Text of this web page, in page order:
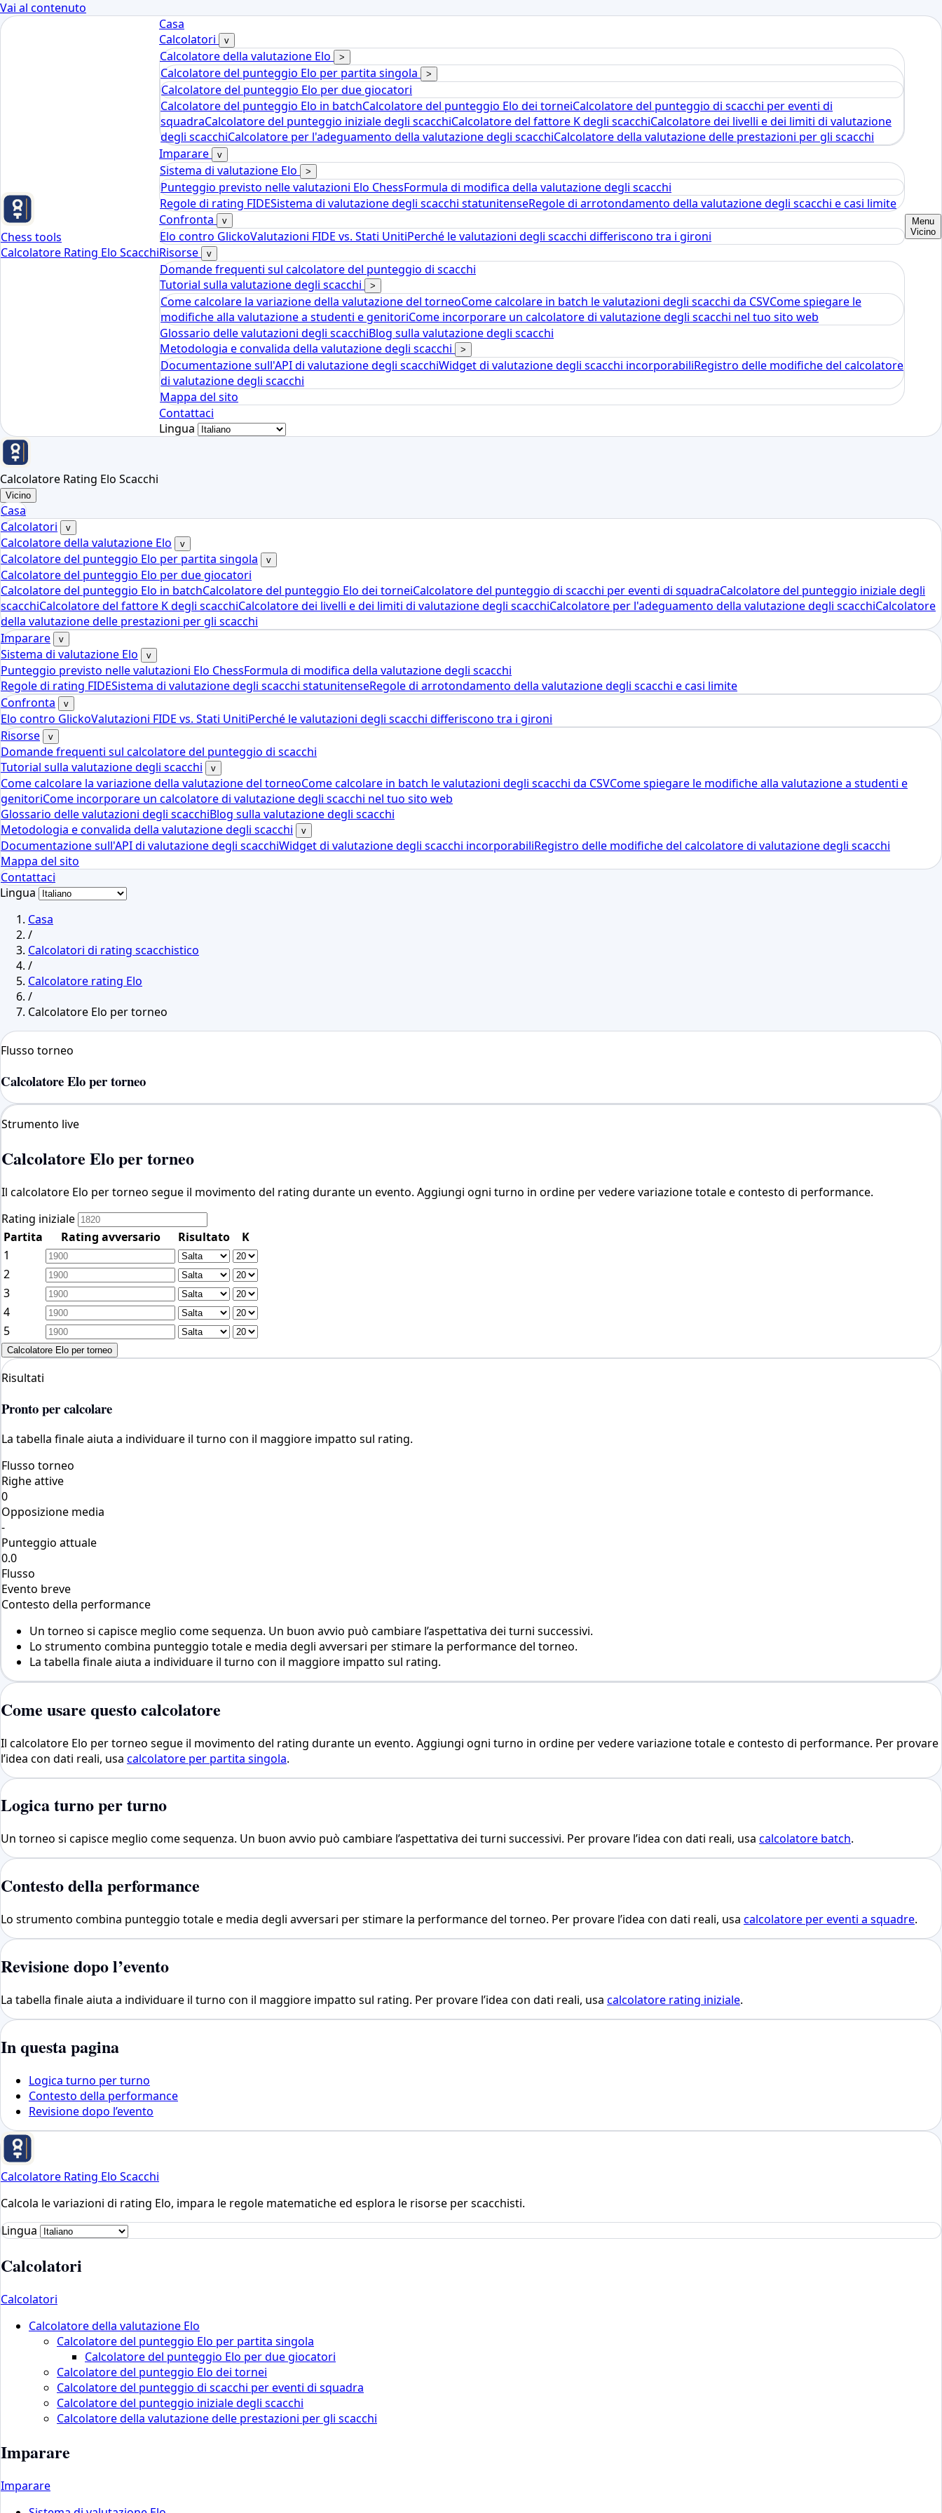
Vai al contenuto
Chess tools
Calcolatore Rating Elo Scacchi
Casa
Calcolatori
v
Calcolatore della valutazione Elo >
Calcolatore del punteggio Elo per partita singola >
Calcolatore del punteggio Elo per due giocatori
Calcolatore del punteggio Elo in batchCalcolatore del punteggio Elo dei torneiCalcolatore del punteggio di scacchi per eventi di
squadraCalcolatore del punteggio iniziale degli scacchiCalcolatore del fattore K degli scacchiCalcolatore dei livelli e dei limiti di valutazione
degli scacchiCalcolatore per l'adeguamento della valutazione degli scacchiCalcolatore della valutazione delle prestazioni per gli scacchi
Imparare
v
Sistema di valutazione Elo >
Punteggio previsto nelle valutazioni Elo ChessFormula di modifica della valutazione degli scacchi
Regole di rating FIDESistema di valutazione degli scacchi statunitenseRegole di arrotondamento della valutazione degli scacchi e casi limite
Confronta
v
Elo contro GlickoValutazioni FIDE vs. Stati UnitiPerché le valutazioni degli scacchi differiscono tra i gironi
Risorse
v
Domande frequenti sul calcolatore del punteggio di scacchi
Tutorial sulla valutazione degli scacchi
>
Come calcolare la variazione della valutazione del torneoCome calcolare in batch le valutazioni degli scacchi da CSVCome spiegare le
modifiche alla valutazione a studenti e genitoriCome incorporare un calcolatore di valutazione degli scacchi nel tuo sito web
Glossario delle valutazioni degli scacchiBlog sulla valutazione degli scacchi
Metodologia e convalida della valutazione degli scacchi
>
Documentazione sull'API di valutazione degli scacchiWidget di valutazione degli scacchi incorporabiliRegistro delle modifiche del calcolatore
di valutazione degli scacchi
Mappa del sito
Contattaci
Lingua
Menu
Vicino
Calcolatore Rating Elo Scacchi
Vicino
Casa
Calcolatori
v
Calcolatore della valutazione Elo v
Calcolatore del punteggio Elo per partita singola v
Calcolatore del punteggio Elo per due giocatori
Calcolatore del punteggio Elo in batchCalcolatore del punteggio Elo dei torneiCalcolatore del punteggio di scacchi per eventi di squadraCalcolatore del punteggio iniziale degli
scacchiCalcolatore del fattore K degli scacchiCalcolatore dei livelli e dei limiti di valutazione degli scacchiCalcolatore per l'adeguamento della valutazione degli scacchiCalcolatore
della valutazione delle prestazioni per gli scacchi
Imparare
v
Sistema di valutazione Elo v
Punteggio previsto nelle valutazioni Elo ChessFormula di modifica della valutazione degli scacchi
Regole di rating FIDESistema di valutazione degli scacchi statunitenseRegole di arrotondamento della valutazione degli scacchi e casi limite
Confronta
v
Elo contro GlickoValutazioni FIDE vs. Stati UnitiPerché le valutazioni degli scacchi differiscono tra i gironi
Risorse
v
Domande frequenti sul calcolatore del punteggio di scacchi
Tutorial sulla valutazione degli scacchi
v
Come calcolare la variazione della valutazione del torneoCome calcolare in batch le valutazioni degli scacchi da CSVCome spiegare le modifiche alla valutazione a studenti e
genitoriCome incorporare un calcolatore di valutazione degli scacchi nel tuo sito web
Glossario delle valutazioni degli scacchiBlog sulla valutazione degli scacchi
Metodologia e convalida della valutazione degli scacchi
v
Documentazione sull'API di valutazione degli scacchiWidget di valutazione degli scacchi incorporabiliRegistro delle modifiche del calcolatore di valutazione degli scacchi
Mappa del sito
Contattaci
Lingua
Casa
/
Calcolatori di rating scacchistico
/
Calcolatore rating Elo
/
Calcolatore Elo per torneo
Flusso torneo
Calcolatore Elo per torneo
Strumento live
Calcolatore Elo per torneo
Il calcolatore Elo per torneo segue il movimento del rating durante un evento. Aggiungi ogni turno in ordine per vedere variazione totale e contesto di performance.
Rating iniziale
Partita
Rating avversario Risultato
K
1
2
3
4
5
Calcolatore Elo per torneo
Risultati
Pronto per calcolare
La tabella finale aiuta a individuare il turno con il maggiore impatto sul rating.
Flusso torneo
Righe attive
0
Opposizione media
-
Punteggio attuale
0.0
Flusso
Evento breve
Contesto della performance
Un torneo si capisce meglio come sequenza. Un buon avvio può cambiare l’aspettativa dei turni successivi.
Lo strumento combina punteggio totale e media degli avversari per stimare la performance del torneo.
La tabella finale aiuta a individuare il turno con il maggiore impatto sul rating.
Come usare questo calcolatore
Il calcolatore Elo per torneo segue il movimento del rating durante un evento. Aggiungi ogni turno in ordine per vedere variazione totale e contesto di performance. Per provare
l’idea con dati reali, usa calcolatore per partita singola.
Logica turno per turno
Un torneo si capisce meglio come sequenza. Un buon avvio può cambiare l’aspettativa dei turni successivi. Per provare l’idea con dati reali, usa calcolatore batch.
Contesto della performance
Lo strumento combina punteggio totale e media degli avversari per stimare la performance del torneo. Per provare l’idea con dati reali, usa calcolatore per eventi a squadre.
Revisione dopo l’evento
La tabella finale aiuta a individuare il turno con il maggiore impatto sul rating. Per provare l’idea con dati reali, usa calcolatore rating iniziale.
In questa pagina
Logica turno per turno
Contesto della performance
Revisione dopo l’evento
Calcolatore Rating Elo Scacchi
Calcola le variazioni di rating Elo, impara le regole matematiche ed esplora le risorse per scacchisti.
Lingua
Calcolatori
Calcolatori
Calcolatore della valutazione Elo
Calcolatore del punteggio Elo per partita singola
Calcolatore del punteggio Elo per due giocatori
Calcolatore del punteggio Elo dei tornei
Calcolatore del punteggio di scacchi per eventi di squadra
Calcolatore del punteggio iniziale degli scacchi
Calcolatore della valutazione delle prestazioni per gli scacchi
Imparare
Imparare